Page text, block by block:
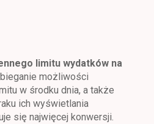
limitu wydatków na
możliwości
w środku dnia, a także
ich wyświetlania
się najwięcej konwersji.